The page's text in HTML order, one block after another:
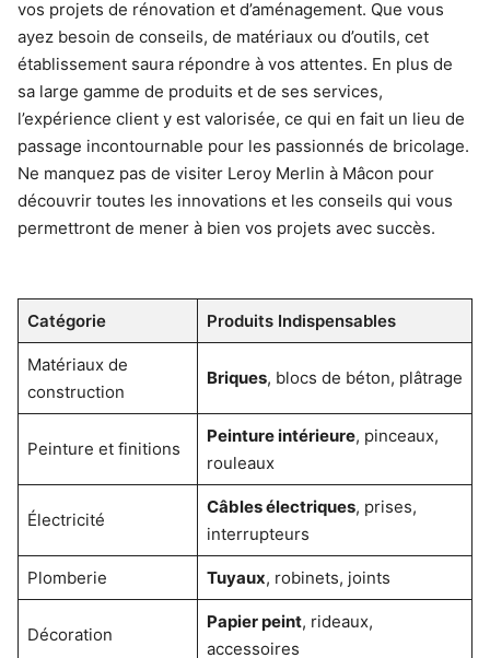
vos projets de rénovation et d’aménagement. Que vous
ayez besoin de conseils, de matériaux ou d’outils, cet
établissement saura répondre à vos attentes. En plus de
sa large gamme de produits et de ses services,
l’expérience client y est valorisée, ce qui en fait un lieu de
passage incontournable pour les passionnés de bricolage.
Ne manquez pas de visiter Leroy Merlin à Mâcon pour
découvrir toutes les innovations et les conseils qui vous
permettront de mener à bien vos projets avec succès.
Catégorie Produits Indispensables
Matériaux de
construction
Briques, blocs de béton, plâtrage
Peinture et finitions
Peinture intérieure, pinceaux,
rouleaux
Électricité
Câbles électriques, prises,
interrupteurs
Plomberie Tuyaux, robinets, joints
Décoration
Papier peint, rideaux,
accessoires